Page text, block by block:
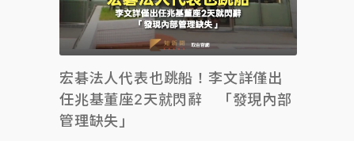
宏碁法人代表也跳船！李文詳僅出
任兆基董座2天就閃辭 「發現內部
管理缺失」